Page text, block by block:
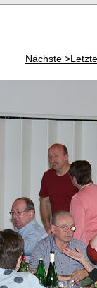
Nächste >